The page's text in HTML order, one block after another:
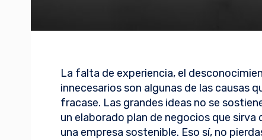
La falta de experiencia, el
innecesarios son algunas de las causas
fracase. Las grandes ideas no se
un elaborado plan de negocios que
una empresa sostenible. Eso sí, no